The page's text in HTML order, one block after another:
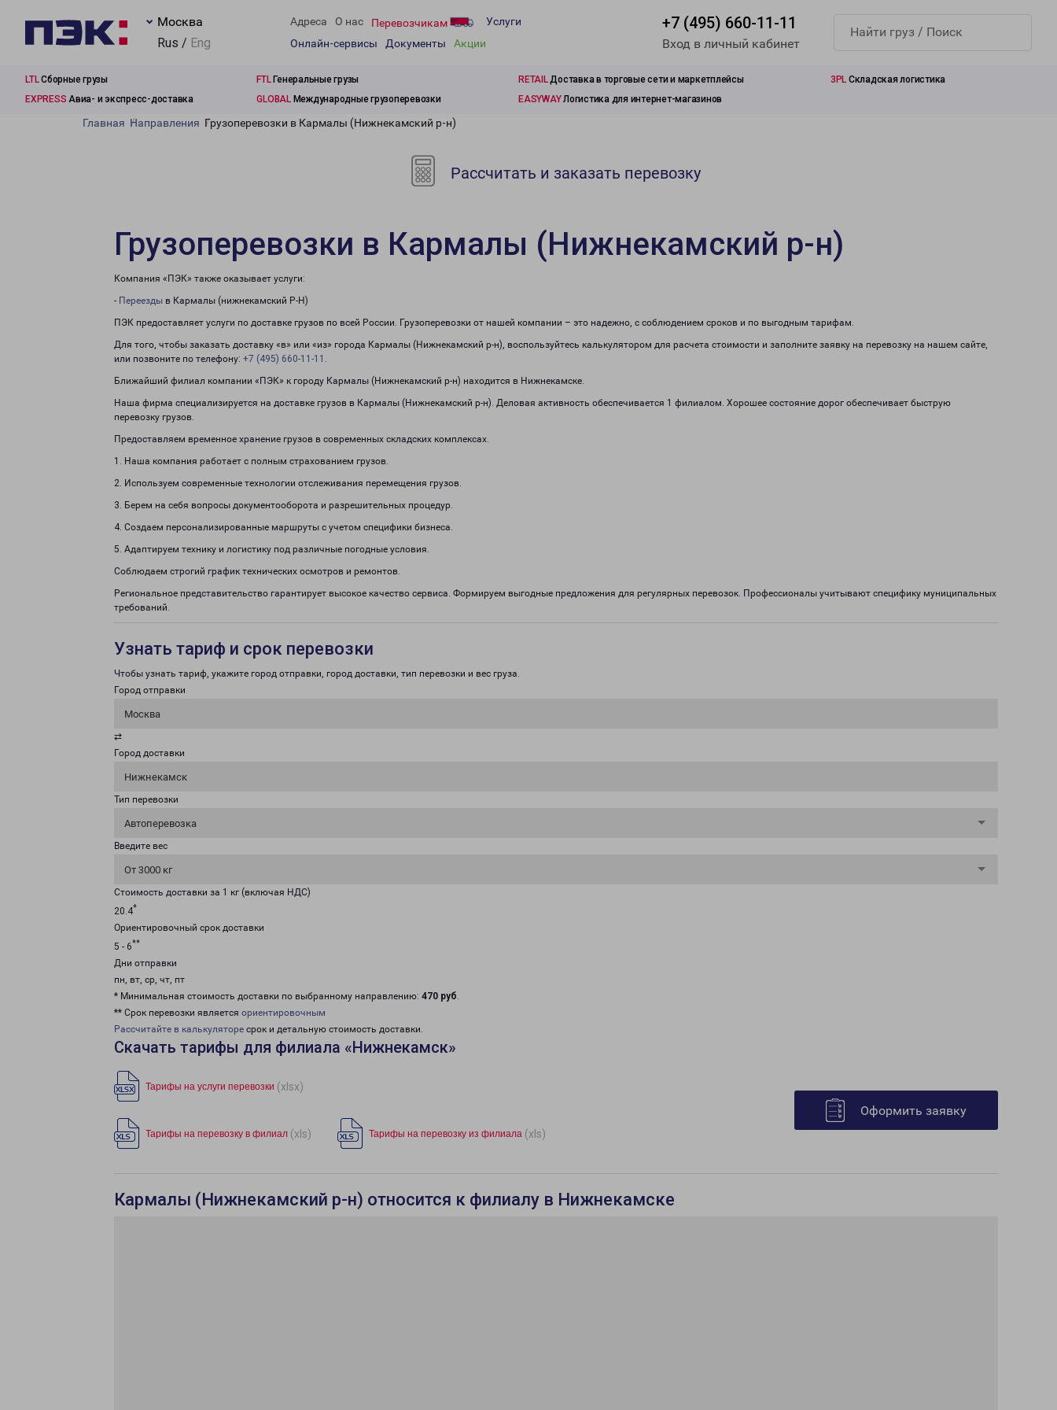
Москва
Rus / Eng
Адреса О нас Перевозчикам
Услуги
Онлайн-сервисы
Документы Акции
+7 (495) 660-11-11
Вход в личный кабинет
LTLСборные грузы FTLГенеральные грузы RETAILДоставка в торговые сети и маркетплейсы 3PL Складская логистика
EXPRESS Авиа- и экспресс-доставка GLOBALМеждународные грузоперевозки EASYWAYЛогистика для интернет-магазинов
Главная Направления Грузоперевозки в Кармалы (Нижнекамский р-н)
Рассчитать и заказать перевозку
Грузоперевозки в Кармалы (Нижнекамский р-н)
Компания «ПЭК» также оказывает услуги:
- Переезды в Кармалы (нижнекамский Р-Н)
ПЭК предоставляет услуги по доставке грузов по всей России. Грузоперевозки от нашей компании – это надежно, с соблюдением сроков и по выгодным тарифам.
Для того, чтобы заказать доставку «в» или «из» города Кармалы (Нижнекамский р-н), воспользуйтесь калькулятором для расчета стоимости и заполните заявку на перевозку на нашем сайте,
или позвоните по телефону: +7 (495) 660-11-11 .
Ближайший филиал компании «ПЭК» к городу Кармалы (Нижнекамский р-н) находится в Нижнекамске.
Наша фирма специализируется на доставке грузов в Кармалы (Нижнекамский р-н). Деловая активность обеспечивается 1 филиалом. Хорошее состояние дорог обеспечивает быструю
перевозку грузов.
Предоставляем временное хранение грузов в современных складских комплексах.
1. Наша компания работает с полным страхованием грузов.
2. Используем современные технологии отслеживания перемещения грузов.
3. Берем на себя вопросы документооборота и разрешительных процедур.
4. Создаем персонализированные маршруты с учетом специфики бизнеса.
5. Адаптируем технику и логистику под различные погодные условия.
Соблюдаем строгий график технических осмотров и ремонтов.
Региональное представительство гарантирует высокое качество сервиса. Формируем выгодные предложения для регулярных перевозок. Профессионалы учитывают специфику муниципальных
требований.
Узнать тариф и срок перевозки
Чтобы узнать тариф, укажите город отправки, город доставки, тип перевозки и вес груза.
Город отправки
Москва
⇄
Город доставки
Нижнекамск
Тип перевозки
Автоперевозка
Введите вес
От 3000 кг
Стоимость доставки за 1 кг (включая НДС)
20.4*
Ориентировочный срок доставки
5 - 6**
Дни отправки
пн, вт, ср, чт, пт
* Минимальная стоимость доставки по выбранному направлению: 470 руб.
** Срок перевозки является ориентировочным
Рассчитайте в калькуляторе срок и детальную стоимость доставки.
Скачать тарифы для филиала «Нижнекамск»
Тарифы на услуги перевозки (xlsx)
Тарифы на перевозку в филиал (xls) Тарифы на перевозку из филиала (xls)
Оформить заявку
Кармалы (Нижнекамский р-н) относится к филиалу в Нижнекамске